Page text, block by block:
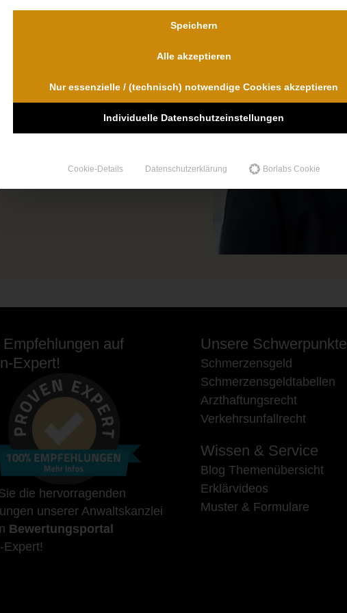
ausschließlich
Wir verfügen über
bei Unfallfolgen und
und
für uns im
Empfehlungen auf
Expert!
die hervorragenden
unserer Anwaltskanzlei
Bewertungsportal
Expert!
Unsere Schwerpunkte
Schmerzensgeld
Schmerzensgeldtabellen
Arzthaftungsrecht
Verkehrsunfallrecht
Wissen & Service
Blog Themenübersicht
Erklärvideos
Muster & Formulare
Speichern
Alle akzeptieren
Nur essenzielle / (technisch) notwendige Cookies akzeptieren
Individuelle Datenschutzeinstellungen
Cookie-Details Datenschutzerklärung Borlabs Cookie